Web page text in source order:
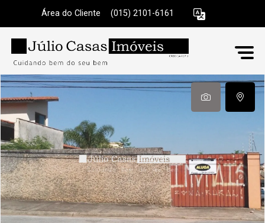
Área do Cliente (015) 2101-6161